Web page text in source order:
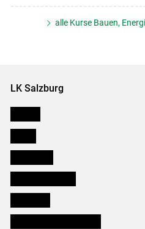
alle Kurse Bauen,
LK Salzburg